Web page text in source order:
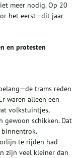
meer nodig. Op 20
het eerst—dit jaar
en protesten
trams reden
waren alleen een
volkstuintjes,
gewoon schikken. Dat
binnentrok.
te rijden had
zijn veel kleiner dan